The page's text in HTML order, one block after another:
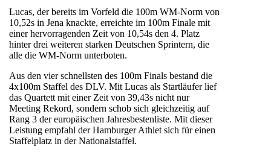
Lucas, der bereits im Vorfeld die 100m WM-Norm von
10,52s in Jena knackte, erreichte im 100m Finale mit
einer hervorragenden Zeit von 10,54s den 4. Platz
hinter drei weiteren starken Deutschen Sprintern, die
alle die WM-Norm unterboten.
Aus den vier schnellsten des 100m Finals bestand die
4x100m Staffel des DLV. Mit Lucas als Startläufer lief
das Quartett mit einer Zeit von 39,43s nicht nur
Meeting Rekord, sondern schob sich gleichzeitig auf
Rang 3 der europäischen Jahresbestenliste. Mit dieser
Leistung empfahl der Hamburger Athlet sich für einen
Staffelplatz in der Nationalstaffel.